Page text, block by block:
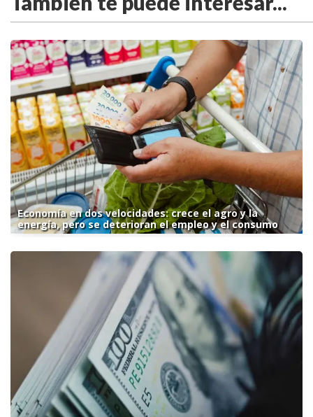
Economía en dos velocidades: crece el agro y la
energía, pero se deterioran el empleo y el consumo